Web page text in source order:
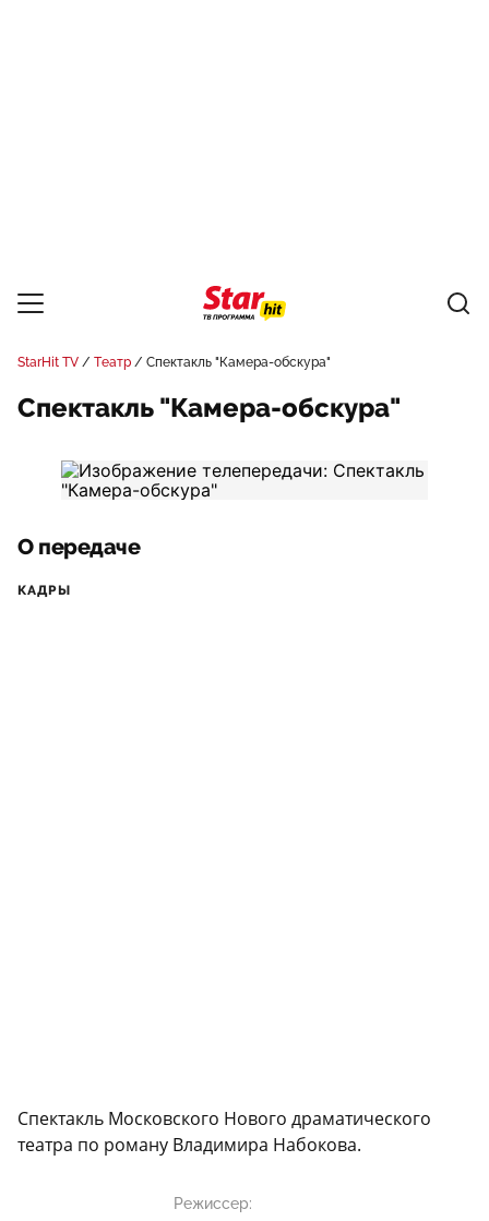
StarHit TV Театр Спектакль "Камера-обскура"
Спектакль "Камера-обскура"
О передаче
КАДРЫ
Спектакль Московского Нового драматического
театра по роману Владимира Набокова.
Режиссер: